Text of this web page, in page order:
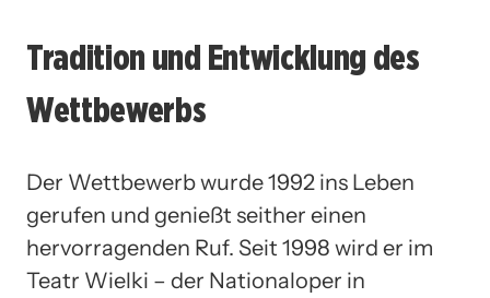
Tradition und Entwicklung des
Wettbewerbs
Der Wettbewerb wurde 1992 ins Leben
gerufen und genießt seither einen
hervorragenden Ruf. Seit 1998 wird er im
Teatr Wielki – der Nationaloper in